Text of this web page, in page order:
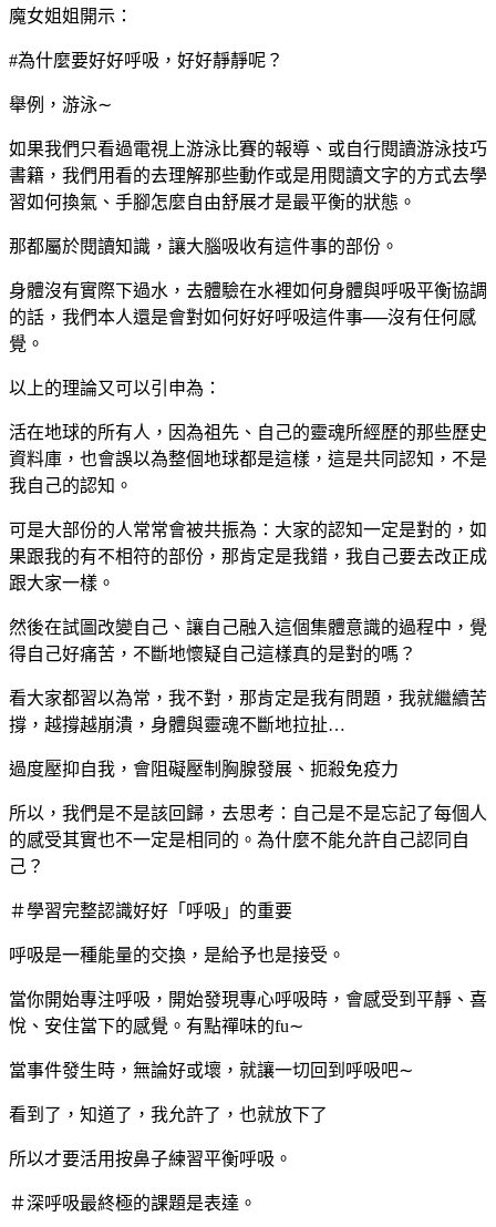
魔女姐姐開示：
#為什麼要好好呼吸，好好靜靜呢？
舉例，游泳∼
如果我們只看過電視上游泳比賽的報導、或自行閱讀游泳技巧
書籍，我們用看的去理解那些動作或是用閱讀文字的方式去學
習如何換氣、手腳怎麼自由舒展才是最平衡的狀態。
那都屬於閱讀知識，讓大腦吸收有這件事的部份。
身體沒有實際下過水，去體驗在水裡如何身體與呼吸平衡協調
的話，我們本人還是會對如何好好呼吸這件事──沒有任何感
覺。
以上的理論又可以引申為：
活在地球的所有人，因為祖先、自己的靈魂所經歷的那些歷史
資料庫，也會誤以為整個地球都是這樣，這是共同認知，不是
我自己的認知。
可是大部份的人常常會被共振為：大家的認知一定是對的，如
果跟我的有不相符的部份，那肯定是我錯，我自己要去改正成
跟大家一樣。
然後在試圖改變自己、讓自己融入這個集體意識的過程中，覺
得自己好痛苦，不斷地懷疑自己這樣真的是對的嗎？
看大家都習以為常，我不對，那肯定是我有問題，我就繼續苦
撐，越撐越崩潰，身體與靈魂不斷地拉扯…
過度壓抑自我，會阻礙壓制胸腺發展、扼殺免疫力
所以，我們是不是該回歸，去思考：自己是不是忘記了每個人
的感受其實也不一定是相同的。為什麼不能允許自己認同自
己？
＃學習完整認識好好「呼吸」的重要
呼吸是一種能量的交換，是給予也是接受。
當你開始專注呼吸，開始發現專心呼吸時，會感受到平靜、喜
悅、安住當下的感覺。有點禪味的fu∼
當事件發生時，無論好或壞，就讓一切回到呼吸吧∼
看到了，知道了，我允許了，也就放下了
所以才要活用按鼻子練習平衡呼吸。
＃深呼吸最終極的課題是表達。